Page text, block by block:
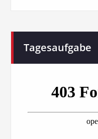
Tagesaufgabe